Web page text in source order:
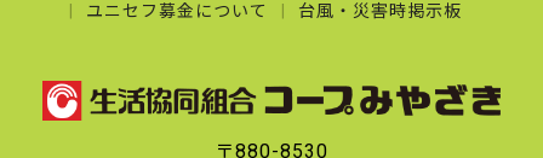
ユニセフ募金について 台風・災害時掲示板
〒880-8530